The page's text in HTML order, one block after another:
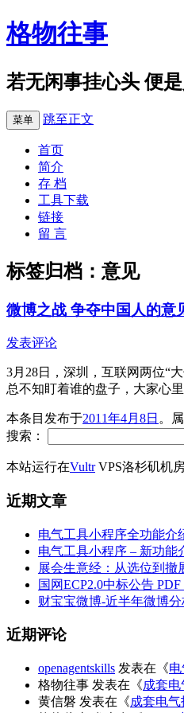
格物往事
若无闲事挂心头 便
菜单 跳至正文
首页
简介
存 档
工具下载
链接
留 言
标签归档： 意见
微博之战 争夺中国人的意
发表评论
3月28日，深圳，互联网两位“
总不知盯着谁的盘子，大家心
本条目发布于2011年4月8日 。
搜索：
本站运行在VultrVPS洛杉矶机
近期文章
电气工具小程序全功能介
电气工具小程序 – 新功能
展会生意经：从选位到撤
国网ECP2.0中标公告
财宝宝微博-近半年微博分
近期评论
openagentskills 发表在《
格物往事 发表在《成套
黄信磐 发表在《成套电气